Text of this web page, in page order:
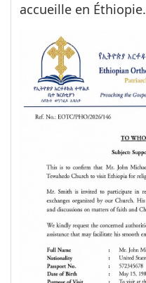
accueille en Éthiopie.